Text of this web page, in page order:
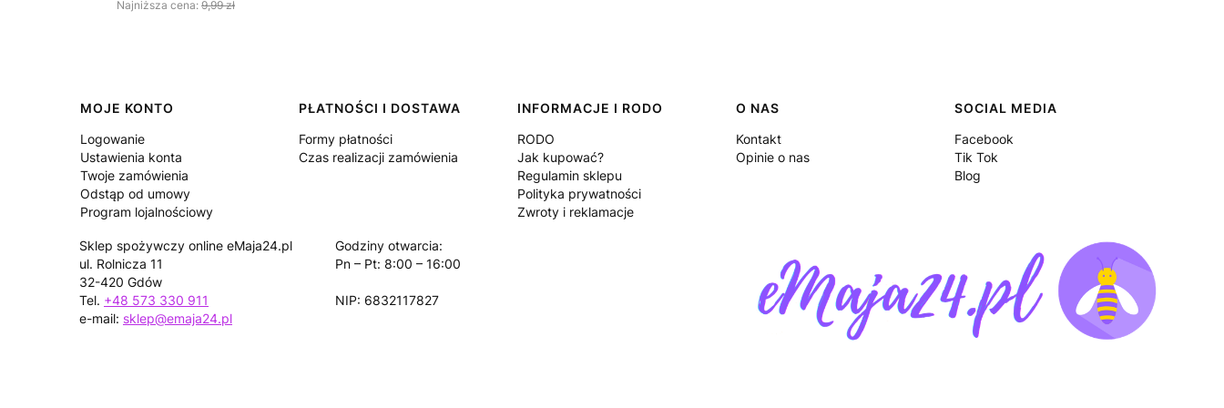
Najniższa cena: 9,99 zł
Linki w stopce
MOJE KONTO
Logowanie
Ustawienia konta
Twoje zamówienia
Odstąp od umowy
Program lojalnościowy
PŁATNOŚCI I DOSTAWA
Formy płatności
Czas realizacji zamówienia
INFORMACJE I RODO
RODO
Jak kupować?
Regulamin sklepu
Polityka prywatności
Zwroty i reklamacje
O NAS
Kontakt
Opinie o nas
SOCIAL MEDIA
Facebook
Tik Tok
Blog
Sklep spożywczy online eMaja24.pl
ul. Rolnicza 11
32-420 Gdów
Tel. +48 573 330 911
e-mail: sklep@emaja24.pl
Godziny otwarcia:
Pn – Pt: 8:00 – 16:00
NIP: 6832117827